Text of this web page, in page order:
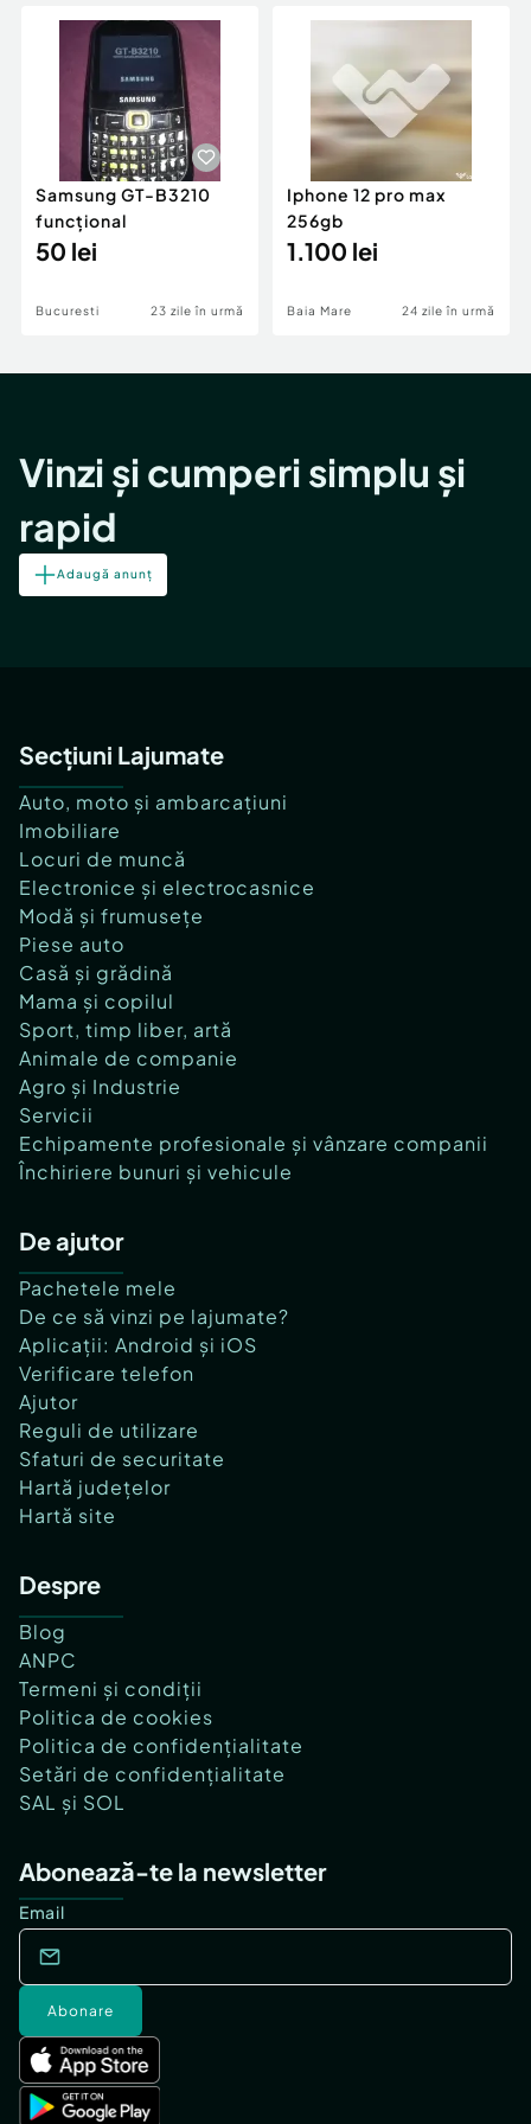
Servicii
Animale de companie
Afaceri și echipamente profesionale
Inchiriere Bunuri si Vehicule
Utilaje agricole si industriale
Piese auto si accesorii
Dacia Duster
Samsung GT-B3210
funcțional
50 lei
Bucuresti 23 zile în urmă
Iphone 12 pro max
256gb
1.100 lei
Baia Mare 24 zile în urmă
Vinzi și cumperi simplu și
rapid
Adaugă anunț
Secțiuni Lajumate
Auto, moto și ambarcațiuni
Imobiliare
Locuri de muncă
Electronice și electrocasnice
Modă și frumusețe
Piese auto
Casă și grădină
Mama și copilul
Sport, timp liber, artă
Animale de companie
Agro și Industrie
Servicii
Echipamente profesionale și vânzare companii
Închiriere bunuri și vehicule
De ajutor
Pachetele mele
De ce să vinzi pe lajumate?
Aplicații: Android și iOS
Verificare telefon
Ajutor
Reguli de utilizare
Sfaturi de securitate
Hartă județelor
Hartă site
Despre
Blog
ANPC
Termeni și condiții
Politica de cookies
Politica de confidențialitate
Setări de confidențialitate
SAL și SOL
Abonează-te la newsletter
Email
Abonare